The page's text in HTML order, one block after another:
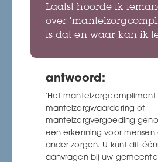
Laatst hoorde ik
over
is dat en waar kan ik
antwoord:
‘Het mantelzorgcompliment
mantelzorgwaardering of
mantelzorgvergoeding
een erkenning voor
ander zorgen. U kunt dit
aanvragen bij uw